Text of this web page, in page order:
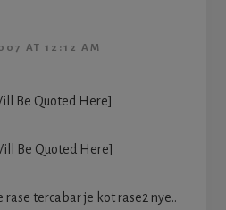
AT 12:12 AM
Be Quoted Here]
Be Quoted Here]
tercabar je kot rase2 nye..